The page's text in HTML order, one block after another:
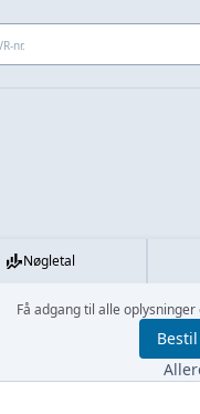
Nøgletal
Få adgang til alle